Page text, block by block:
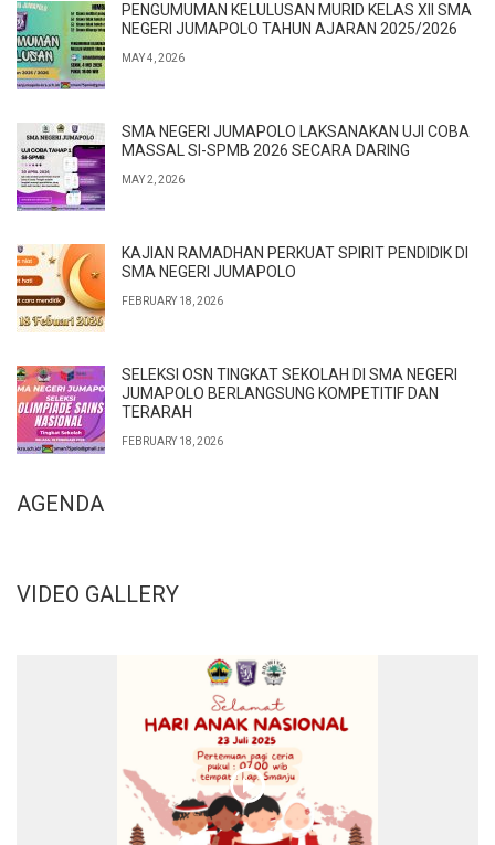
PENGUMUMAN KELULUSAN MURID KELAS XII SMA
NEGERI JUMAPOLO TAHUN AJARAN 2025/2026
MAY 4, 2026
SMA NEGERI JUMAPOLO LAKSANAKAN UJI COBA
MASSAL SI-SPMB 2026 SECARA DARING
MAY 2, 2026
KAJIAN RAMADHAN PERKUAT SPIRIT PENDIDIK DI
SMA NEGERI JUMAPOLO
FEBRUARY 18, 2026
SELEKSI OSN TINGKAT SEKOLAH DI SMA NEGERI
JUMAPOLO BERLANGSUNG KOMPETITIF DAN
TERARAH
FEBRUARY 18, 2026
AGENDA
VIDEO GALLERY